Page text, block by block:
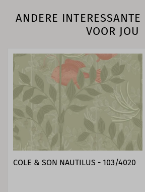
ANDERE INTERESSANTE
VOOR JOU
COLE & SON NAUTILUS - 103/4020